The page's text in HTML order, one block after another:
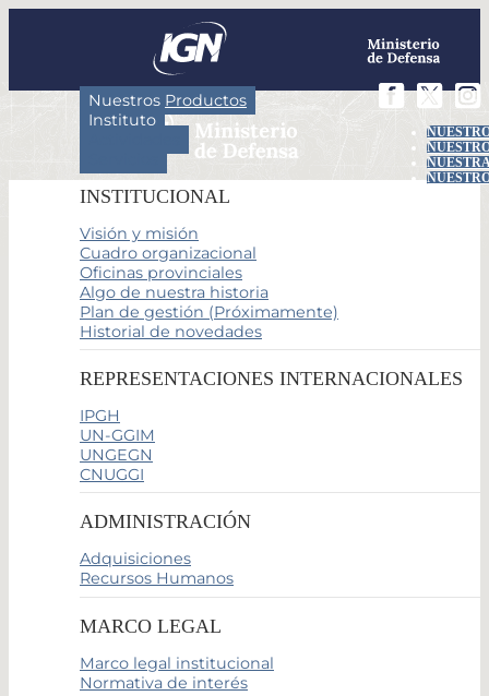
Nuestros Productos
Instituto
INSTITUCIONAL
Visión y misión
Cuadro organizacional
Oficinas provinciales
Algo de nuestra historia
Plan de gestión (Próximamente)
Historial de novedades
REPRESENTACIONES INTERNACIONALES
IPGH
UN-GGIM
UNGEGN
CNUGGI
ADMINISTRACIÓN
Adquisiciones
Recursos Humanos
MARCO LEGAL
Marco legal institucional
Normativa de interés